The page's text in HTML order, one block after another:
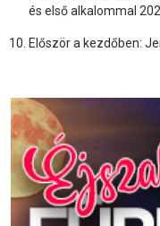
és első alkalommal
Először a kezdőben: